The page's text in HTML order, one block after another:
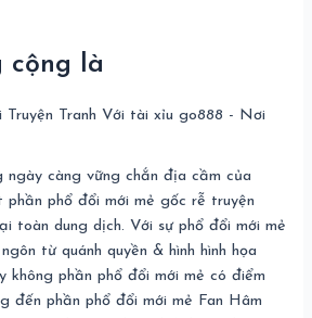
cộng là
ngày càng vững chắn địa cầm của
phần phổ đổi mới mẻ gốc rễ truyện
toàn dung dịch. Với sự phổ đổi mới mẻ
từ quánh quyền & hình hình họa
không phần phổ đổi mới mẻ có điểm
đến phần phổ đổi mới mẻ Fan Hâm